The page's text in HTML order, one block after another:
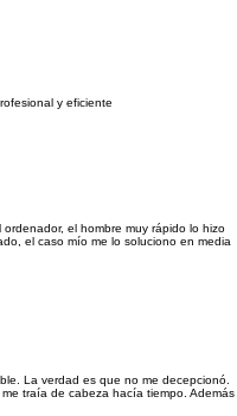
y eficiente
el hombre muy rápido lo hizo
el caso mío me lo soluciono en media
La verdad es que no me decepcionó.
traía de cabeza hacía tiempo. Además